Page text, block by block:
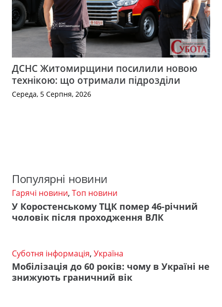
ДСНС Житомирщини посилили новою
технікою: що отримали підрозділи
Середа, 5 Серпня, 2026
Популярні новини
Гарячі новини, Топ новини
У Коростенському ТЦК помер 46-річний
чоловік після проходження ВЛК
Суботня інформація, Україна
Мобілізація до 60 років: чому в Україні не
знижують граничний вік